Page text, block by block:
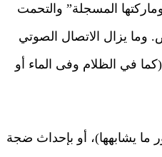
المسجلة” والتحمت
وما يزال الاتصال الصوتي
في الظلام وفى الماء أو
ما يشابهها)، أو بإحداث ضجة